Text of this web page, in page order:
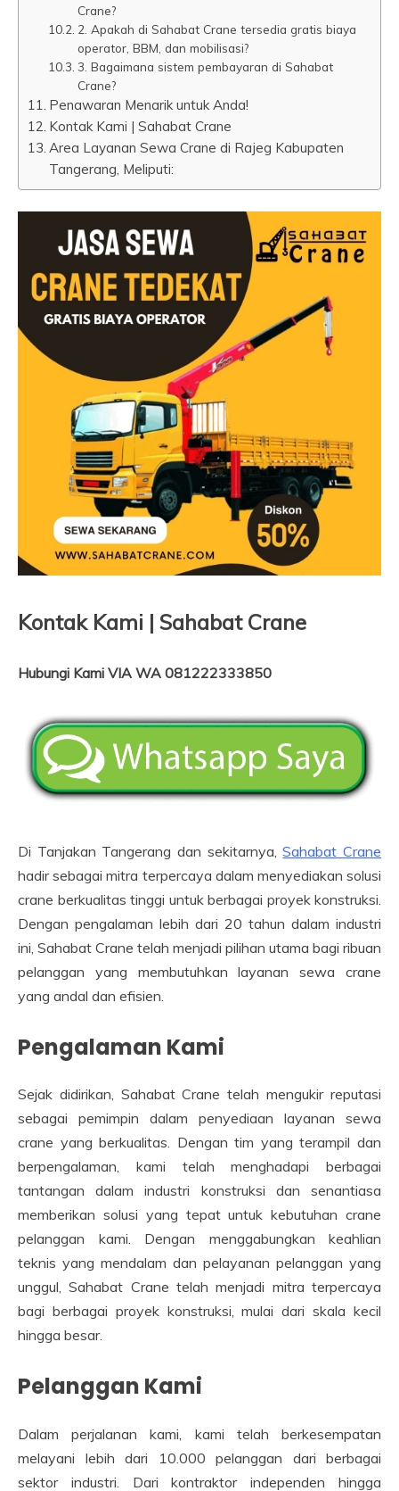
Crane?
2. Apakah di Sahabat Crane tersedia gratis biaya
operator, BBM, dan mobilisasi?
3. Bagaimana sistem pembayaran di Sahabat
Crane?
Penawaran Menarik untuk Anda!
Kontak Kami | Sahabat Crane
Area Layanan Sewa Crane di Rajeg Kabupaten
Tangerang, Meliputi:
Kontak Kami | Sahabat Crane
Hubungi Kami VIA WA 081222333850
Di Tanjakan Tangerang dan sekitarnya,Sahabat Crane
hadir sebagai mitra terpercaya dalam menyediakan solusi
crane berkualitas tinggi untuk berbagai proyek konstruksi.
Dengan pengalaman lebih dari 20 tahun dalam industri
ini, Sahabat Crane telah menjadi pilihan utama bagi ribuan
pelanggan yang membutuhkan layanan sewa crane
yang andal dan efisien.
Pengalaman Kami
Sejak didirikan, Sahabat Crane telah mengukir reputasi
sebagai pemimpin dalam penyediaan layanan sewa
crane yang berkualitas. Dengan tim yang terampil dan
berpengalaman, kami telah menghadapi berbagai
tantangan dalam industri konstruksi dan senantiasa
memberikan solusi yang tepat untuk kebutuhan crane
pelanggan kami. Dengan menggabungkan keahlian
teknis yang mendalam dan pelayanan pelanggan yang
unggul, Sahabat Crane telah menjadi mitra terpercaya
bagi berbagai proyek konstruksi, mulai dari skala kecil
hingga besar.
Pelanggan Kami
Dalam perjalanan kami, kami telah berkesempatan
melayani lebih dari 10.000 pelanggan dari berbagai
sektor industri. Dari kontraktor independen hingga